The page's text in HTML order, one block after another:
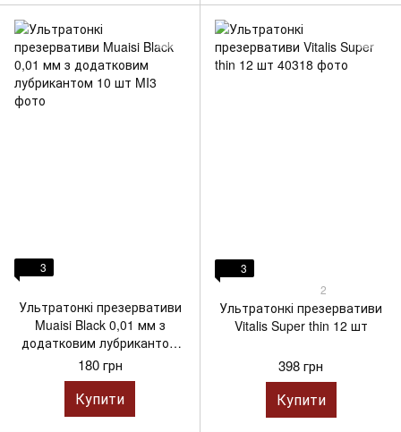
3
Ультратонкі презервативи
Muaisi Black 0,01 мм з
додатковим лубрикантом
10 шт
180 грн
Купити
3
2
Ультратонкі презервативи
Vitalis Super thin 12 шт
398 грн
Купити